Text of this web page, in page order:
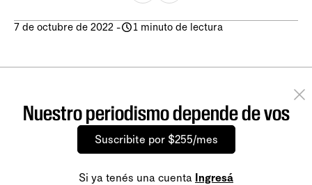
7 de octubre de 2022 - 1 minuto de lectura
Nuestro periodismo depende de vos
Suscribite por $255/mes
Si ya tenés una cuenta Ingresá